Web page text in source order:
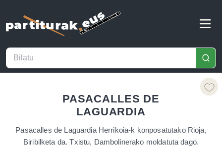
PASACALLES DE
LAGUARDIA
Pasacalles de Laguardia Herrikoia-k konposatutako Rioja,
Biribilketa da. Txistu, Dambolinerako moldatuta dago.